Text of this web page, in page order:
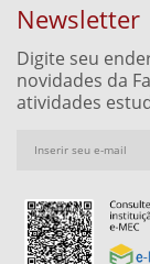
Newsletter
Digite seu
novidades da
atividades